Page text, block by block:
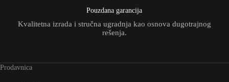
Pouzdana garancija
Kvalitetna izrada i stručna ugradnja kao osnova dugotrajnog
rešenja.
Prodavnica